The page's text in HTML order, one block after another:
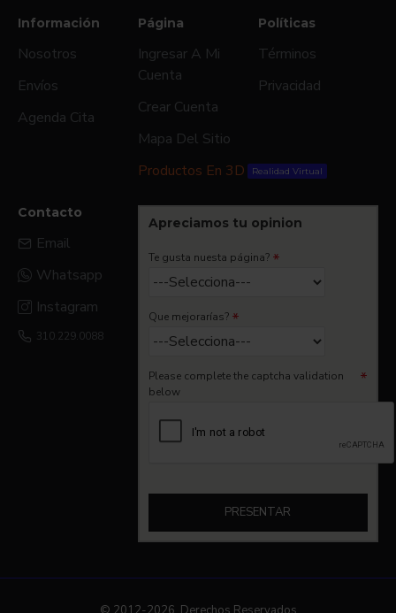
Información
Nosotros
Envíos
Agenda Cita
Página
Ingresar A Mi
Cuenta
Crear Cuenta
Mapa Del Sitio
Productos En 3D
Realidad Virtual
Políticas
Términos
Privacidad
Contacto
Email
Whatsapp
Instagram
310.229.0088
Apreciamos tu opinion
Te gusta nuesta página?
Que mejorarías?
Please complete the captcha validation
below
PRESENTAR